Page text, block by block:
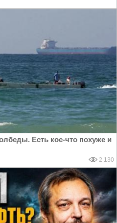
Есть кое-что похуже и
2 130